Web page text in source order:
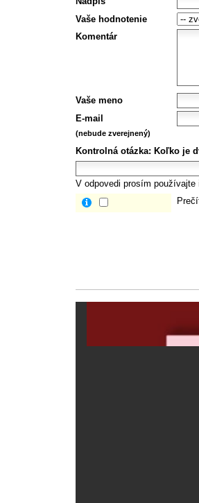
Vaše hodnotenie
Komentár
Vaše meno
E-mail
(nebude zverejnený)
Kontrolná otázka: Koľko je
V odpovedi prosím